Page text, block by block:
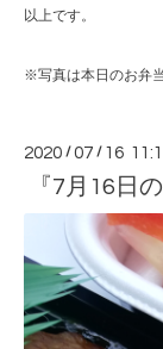
以上です。
※写真は本日のお弁
2020 /07 / 16
『7月16日